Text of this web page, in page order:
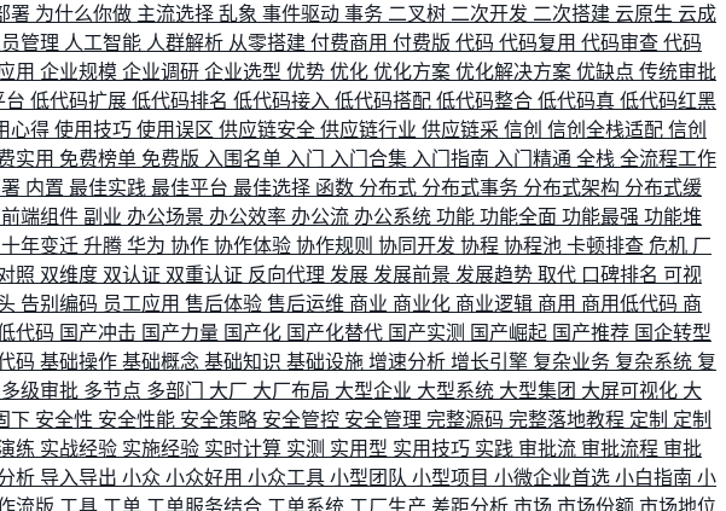
署 为什么你做 主流选择 乱象 事件驱动 事务 二叉树 二次开发 二次搭建 云原生 云成
管理 人工智能 人群解析 从零搭建 付费商用 付费版 代码 代码复用 代码审查 代码
用 企业规模 企业调研 企业选型 优势 优化 优化方案 优化解决方案 优缺点 传统审批
台 低代码扩展 低代码排名 低代码接入 低代码搭配 低代码整合 低代码真 低代码红黑
心得 使用技巧 使用误区 供应链安全 供应链行业 供应链采 信创 信创全栈适配 信创
实用 免费榜单 免费版 入围名单 入门 入门合集 入门指南 入门精通 全栈 全流程工作
内置 最佳实践 最佳平台 最佳选择 函数 分布式 分布式事务 分布式架构 分布式缓
前端组件 副业 办公场景 办公效率 办公流 办公系统 功能 功能全面 功能最强 功能堆
十年变迁 升腾 华为 协作 协作体验 协作规则 协同开发 协程 协程池 卡顿排查 危机 厂
照 双维度 双认证 双重认证 反向代理 发展 发展前景 发展趋势 取代 口碑排名 可视
告别编码 员工应用 售后体验 售后运维 商业 商业化 商业逻辑 商用 商用低代码 商
代码 国产冲击 国产力量 国产化 国产化替代 国产实测 国产崛起 国产推荐 国企转型
码 基础操作 基础概念 基础知识 基础设施 增速分析 增长引擎 复杂业务 复杂系统 复
多级审批 多节点 多部门 大厂 大厂布局 大型企业 大型系统 大型集团 大屏可视化 大
下 安全性 安全性能 安全策略 安全管控 安全管理 完整源码 完整落地教程 定制 定制
练 实战经验 实施经验 实时计算 实测 实用型 实用技巧 实践 审批流 审批流程 审批
析 导入导出 小众 小众好用 小众工具 小型团队 小型项目 小微企业首选 小白指南 小
流版 工具 工单 工单服务结合 工单系统 工厂生产 差距分析 市场 市场份额 市场地位